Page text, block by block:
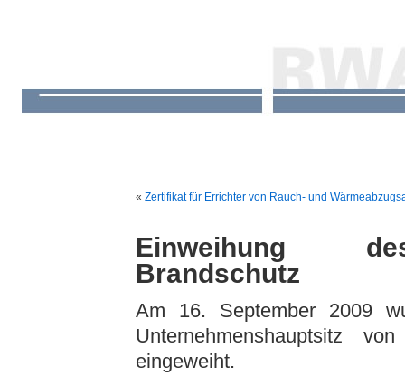
« Zertifikat für Errichter von Rauch- und
Einweihung
Brandschutz
Am 16. September 2009
Unternehmenshauptsitz
eingeweiht.